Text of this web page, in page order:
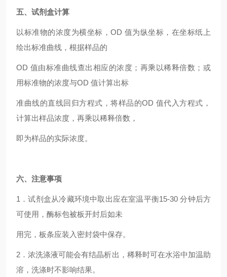
五、试剂盒计算
以标准物的浓度为横坐标，OD 值为纵坐标，在坐标纸上
绘出标准曲线，根据样品的
OD 值由标准曲线查出相应的浓度；再乘以稀释倍数；或
用标准物的浓度与OD 值计算出标
准曲线的直线回归方程式，将样品的OD 值代入方程式，
计算出样品浓度，再乘以稀释倍数，
即为样品的实际浓度。
六、注意事项
1 ．试剂盒从冷藏环境中取出应在室温平衡15-30 分钟后方
可使用，酶标包被板开封后如未
用完，板条应装入密封袋中保存。
2 ．浓洗涤液可能会有结晶析出，稀释时可在水浴中加温助
溶，洗涤时不影响结果。